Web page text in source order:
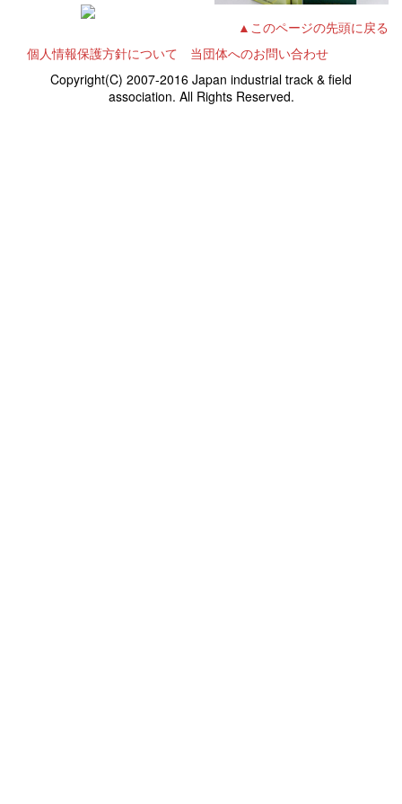
▲このページの先頭に戻る
個人情報保護方針について
当団体へのお問い合わせ
Copyright(C) 2007-2016 Japan industrial track & field
association. All Rights Reserved.